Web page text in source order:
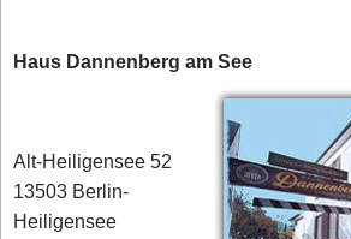
Haus Dannenberg am See
Alt-Heiligensee 52
13503 Berlin-
Heiligensee